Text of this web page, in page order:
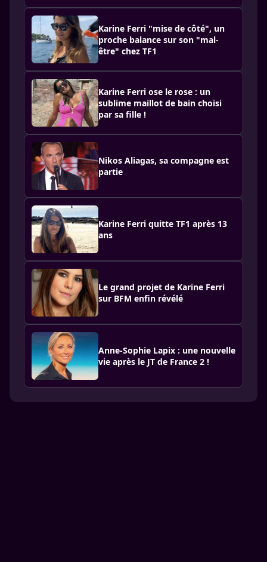
Karine Ferri "mise de côté", un
proche balance sur son "mal-
être" chez TF1
Karine Ferri ose le rose : un
sublime maillot de bain choisi
par sa fille !
Nikos Aliagas, sa compagne est
partie
Karine Ferri quitte TF1 après 13
ans
Le grand projet de Karine Ferri
sur BFM enfin révélé
Anne-Sophie Lapix : une nouvelle
vie après le JT de France 2 !